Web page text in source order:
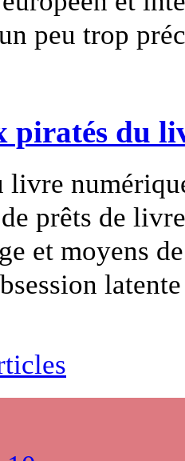
peu trop
piratés du
livre
prêts de
et moyens